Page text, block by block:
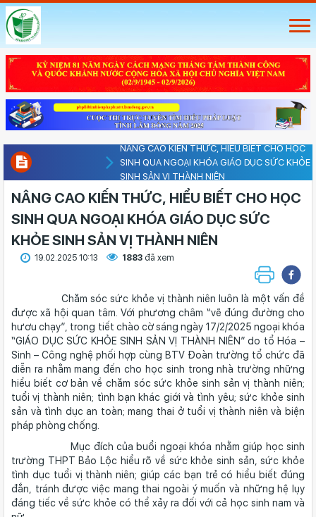
NÂNG CAO KIẾN THỨC, HIỂU BIẾT CHO HỌC
SINH QUA NGOẠI KHÓA GIÁO DỤC SỨC KHỎE
SINH SẢN VỊ THÀNH NIÊN
NÂNG CAO KIẾN THỨC, HIỂU BIẾT CHO HỌC
SINH QUA NGOẠI KHÓA GIÁO DỤC SỨC
KHỎE SINH SẢN VỊ THÀNH NIÊN
19.02.2025 10:13 1883 đã xem
Chăm sóc sức khỏe vị thành niên luôn là một vấn đề
được xã hội quan tâm. Với phương châm “vẽ đúng đường cho
hươu chạy”, trong tiết chào cờ sáng ngày 17/2/2025 ngoại khóa
“GIÁO DỤC SỨC KHỎE SINH SẢN VỊ THÀNH NIÊN” do tổ Hóa –
Sinh – Công nghệ phối hợp cùng BTV Đoàn trường tổ chức đã
diễn ra nhằm mang đến cho học sinh trong nhà trường những
hiểu biết cơ bản về chăm sóc sức khỏe sinh sản vị thành niên;
tuổi vị thành niên; tình bạn khác giới và tình yêu; sức khỏe sinh
sản và tình dục an toàn; mang thai ở tuổi vị thành niên và biện
pháp phòng chống.
Mục đích của buổi ngoại khóa nhằm giúp học sinh
trường THPT Bảo Lộc hiểu rõ về sức khỏe sinh sản, sức khỏe
tình dục tuổi vị thành niên; giúp các bạn trẻ có hiểu biết đúng
đắn, tránh được việc mang thai ngoài ý muốn và những hệ lụy
đáng tiếc về sức khỏe có thể xảy ra đối với cả học sinh nam và